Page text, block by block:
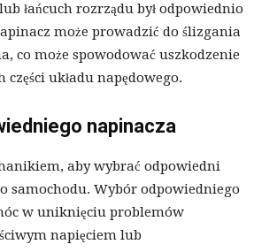
łańcuch rozrządu był odpowiednio
może prowadzić do ślizgania
co może spowodować uszkodzenie
układu napędowego.
napinacza
aby wybrać odpowiedni
samochodu. Wybór odpowiedniego
w uniknięciu problemów
napięciem lub